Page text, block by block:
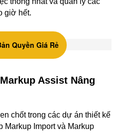
giờ hết.
Quyền Giá Rẻ
Assist Nâng
chốt trong các dự án thiết kế
Markup Import và Markup